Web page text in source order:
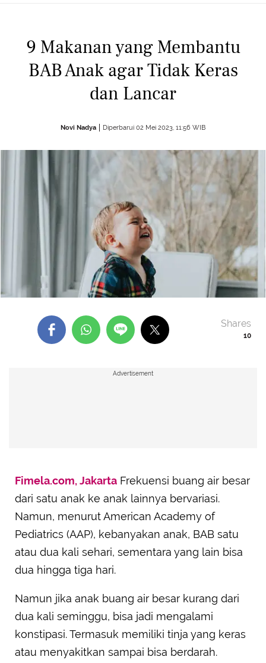
9 Makanan yang Membantu
BAB Anak agar Tidak Keras
dan Lancar
Novi Nadya Diperbarui 02 Mei 2023, 11:56 WIB
10
Shares
Advertisement
Fimela.com, Jakarta Frekuensi buang air besar
dari satu anak ke anak lainnya bervariasi.
Namun, menurut American Academy of
Pediatrics (AAP), kebanyakan anak, BAB satu
atau dua kali sehari, sementara yang lain bisa
dua hingga tiga hari.
Namun jika anak buang air besar kurang dari
dua kali seminggu, bisa jadi mengalami
konstipasi. Termasuk memiliki tinja yang keras
atau menyakitkan sampai bisa berdarah.